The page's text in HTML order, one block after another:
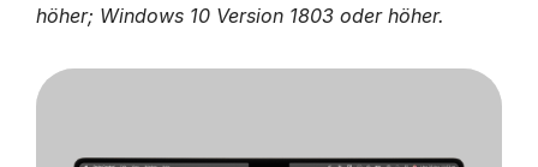
höher; Windows 10 Version 1803 oder höher.